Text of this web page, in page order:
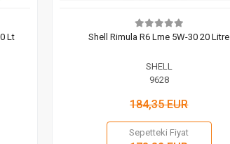
Lt Shell Rimula R6 Lme 5W-30 20 Litre
SHELL
9628
184,35 EUR
Sepetteki FiyatSepete Ekle